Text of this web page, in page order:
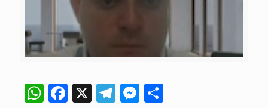
WhatsApp
Facebook
X Telegram
Messenger